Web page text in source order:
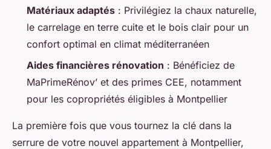
Matériaux adaptés : Privilégiez la chaux naturelle,
le carrelage en terre cuite et le bois clair pour un
confort optimal en climat méditerranéen
Aides financières rénovation : Bénéficiez de
MaPrimeRénov’ et des primes CEE, notamment
pour les copropriétés éligibles à Montpellier
La première fois que vous tournez la clé dans la
serrure de votre nouvel appartement à Montpellier,